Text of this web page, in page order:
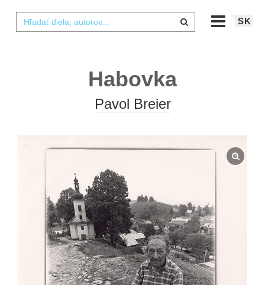
SK
Habovka
Pavol Breier